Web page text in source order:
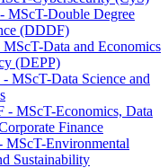
MScT-Double Degree
(DDDF)
Data and Economics
(DEPP)
MScT-Data Science and
MScT-Economics, Data
Finance
MScT-Environmental
Sustainability